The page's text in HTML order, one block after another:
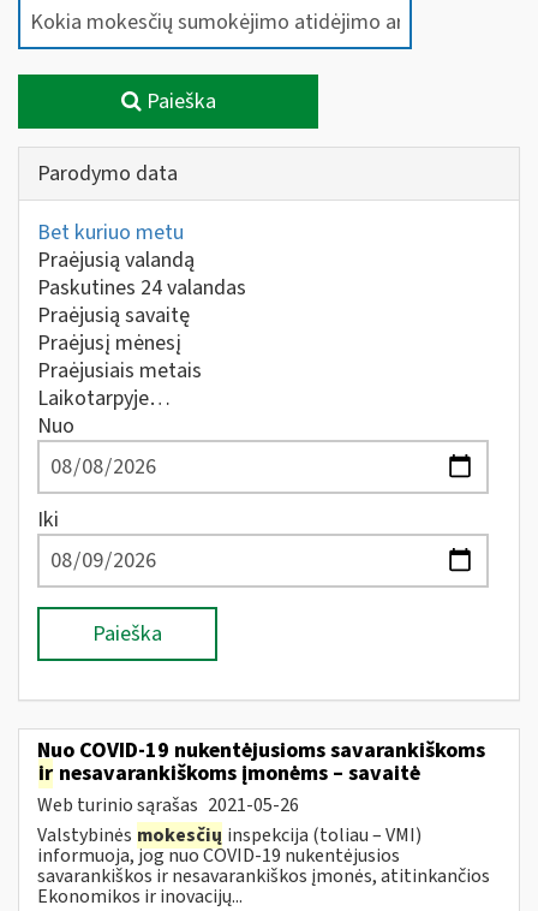
Paieška
Parodymo data
Bet kuriuo metu
Praėjusią valandą
Paskutines 24 valandas
Praėjusią savaitę
Praėjusį mėnesį
Praėjusiais metais
Laikotarpyje…
Nuo
Iki
Paieška
Nuo COVID-19 nukentėjusioms savarankiškoms
ir nesavarankiškoms įmonėms – savaitė
Web turinio sąrašas 2021-05-26
Valstybinės mokesčių inspekcija (toliau – VMI)
informuoja, jog nuo COVID-19 nukentėjusios
savarankiškos ir nesavarankiškos įmonės, atitinkančios
Ekonomikos ir inovacijų...